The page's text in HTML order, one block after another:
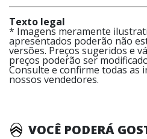
Texto legal
* Imagens meramente
apresentados poderão não
versões. Preços sugeridos e
preços poderão ser
Consulte e confirme todas as
nossos vendedores.
VOCÊ PODERÁ